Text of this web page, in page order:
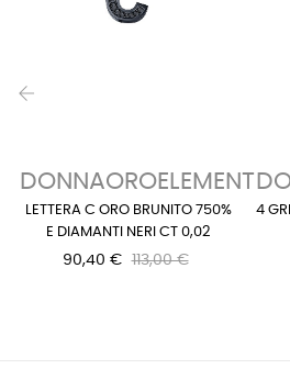
DONNAOROELEMENTS
LETTERA C ORO BRUNITO 750%
E DIAMANTI NERI CT 0,02
90,40 € 113,00 €
4